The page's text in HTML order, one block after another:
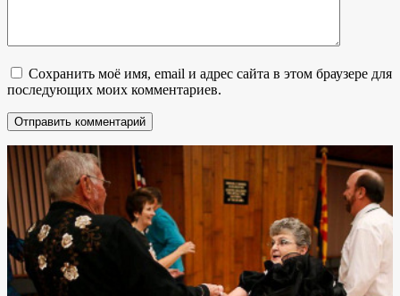
Сохранить моё имя, email и адрес сайта в этом браузере для
последующих моих комментариев.